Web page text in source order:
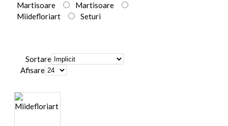
Martisoare
Martisoare
Miidefloriart
Seturi
Sortare
Afisare